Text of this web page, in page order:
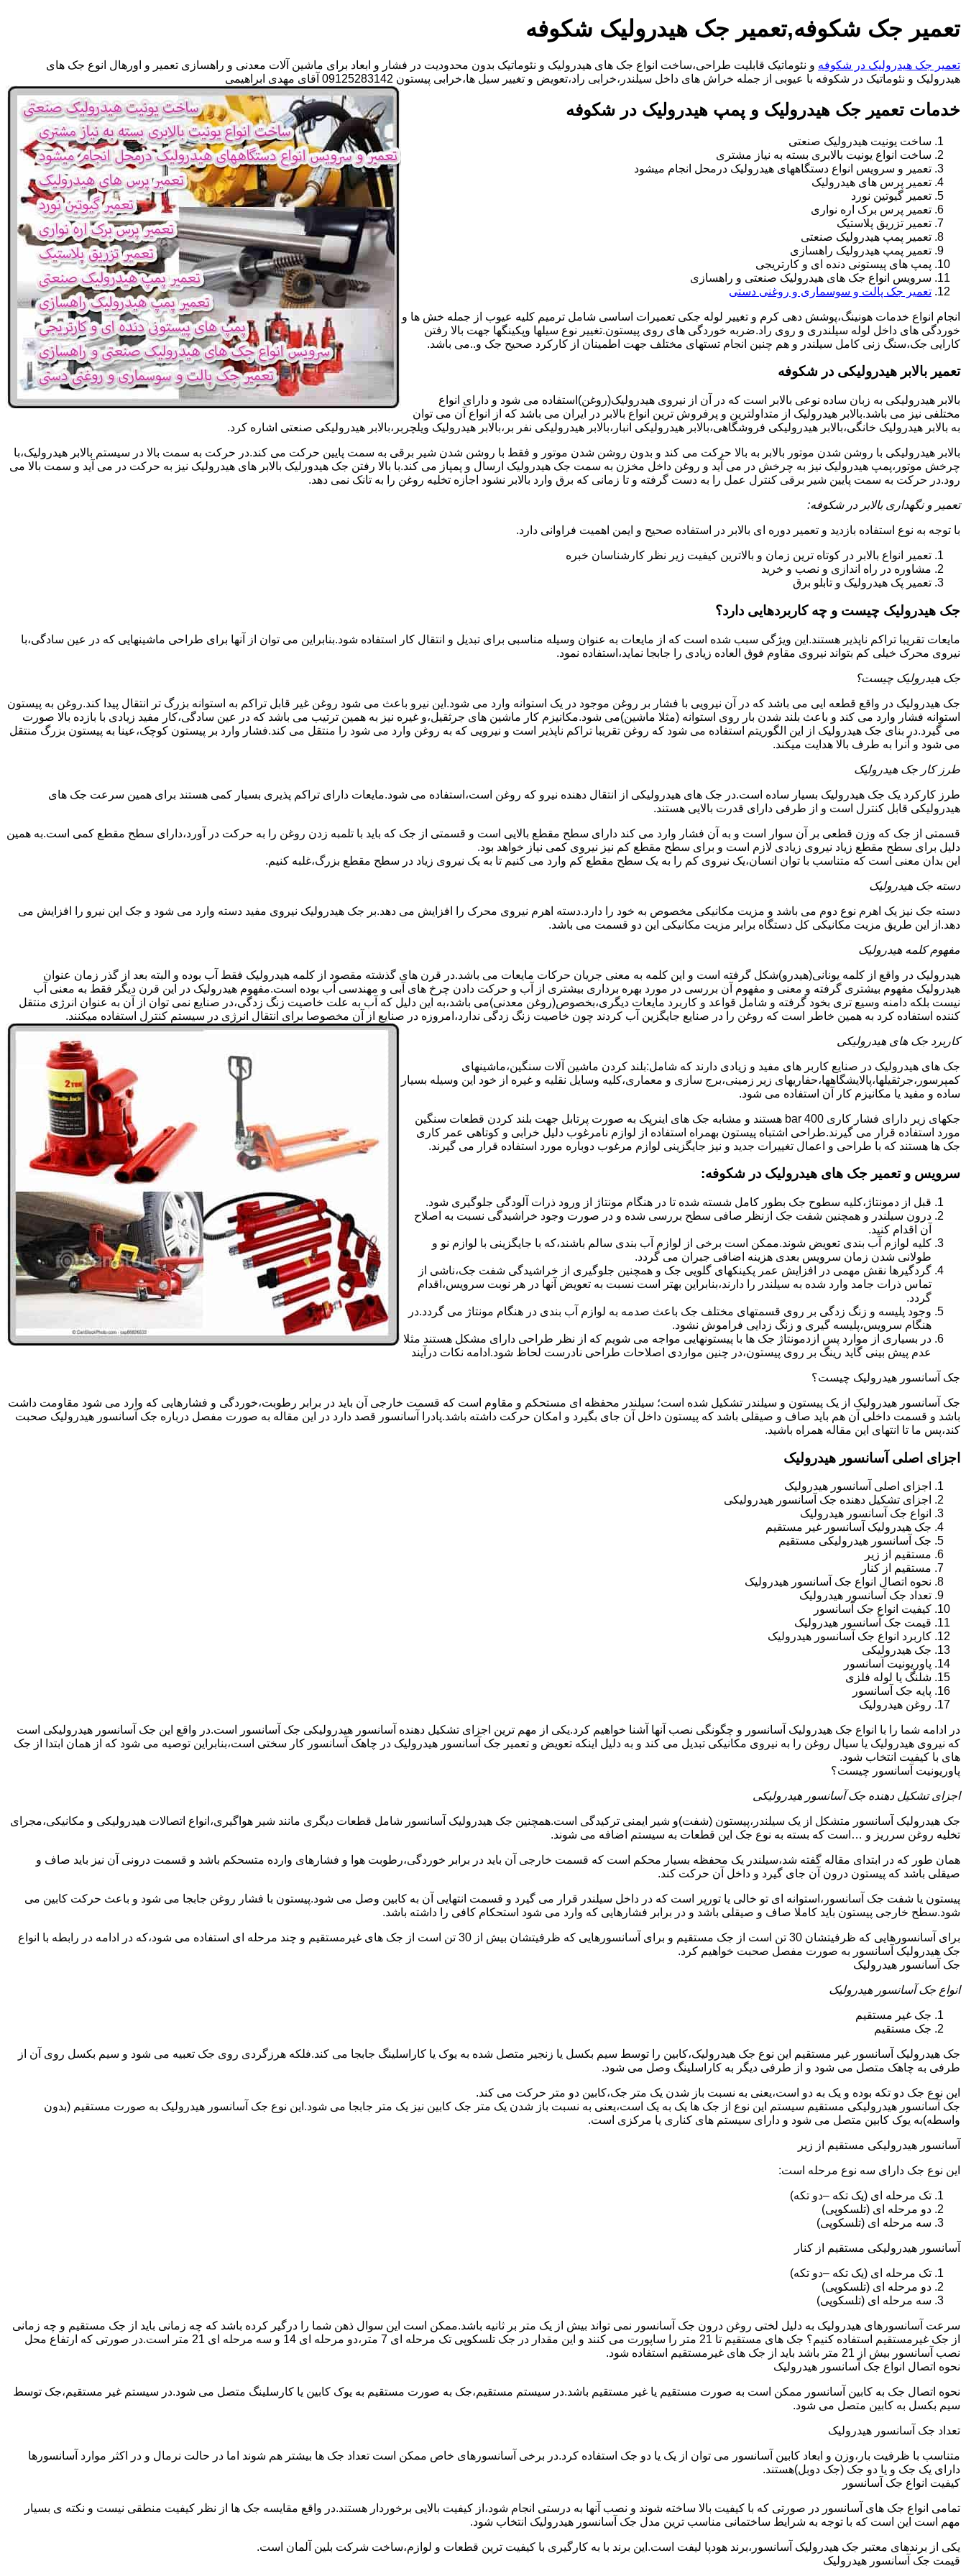
تعمیر جک شکوفه,تعمیر جک هیدرولیک شکوفه
تعمیر جک هیدرولیک در شکوفه و نئوماتیک قابلیت طراحی،ساخت انواع جک های هیدرولیک و نئوماتیک بدون محدودیت در فشار و ابعاد برای ماشین آلات معدنی و راهسازی تعمیر و اورهال انوع جک های
هیدرولیک و نئوماتیک در شکوفه با عیوبی از جمله خراش های داخل سیلندر،خرابی راد،تعویض و تغییر سیل ها،خرابی پیستون 09125283142 آقای مهدی ابراهیمی
خدمات تعمیر جک هیدرولیک و پمپ هیدرولیک در شکوفه
ساخت یونیت هیدرولیک صنعتی
ساخت انواع یونیت بالابری بسته به نیاز مشتری
تعمیر و سرویس انواع دستگاههای هیدرولیک درمحل انجام میشود
تعمیر پرس های هیدرولیک
تعمیر گیوتین نورد
تعمیر پرس برک اره نواری
تعمیر تزریق پلاستیک
تعمیر پمپ هیدرولیک صنعتی
تعمیر پمپ هیدرولیک راهسازی
پمپ های پیستونی دنده ای و کارتریجی
سرویس انواع جک های هیدرولیک صنعتی و راهسازی
تعمیر جک پالت و سوسماری و روغنی دستی
انجام انواع خدمات هونینگ،پوشش دهی کرم و تغییر لوله جکی تعمیرات اساسی شامل ترمیم کلیه عیوب از جمله خش ها و
خوردگی های داخل لوله سیلندری و روی راد.ضربه خوردگی های روی پیستون.تغییر نوع سیلها وپکینگها جهت بالا رفتن
کارایی جک،سنگ زنی کامل سیلندر و هم چنین انجام تستهای مختلف جهت اطمینان از کارکرد صحیح جک و..می باشد.
تعمیر بالابر هیدرولیکی در شکوفه
بالابر هیدرولیکی به زبان ساده نوعی بالابر است که در آن از نیروی هیدرولیک(روغن)استفاده می شود و دارای انواع
مختلفی نیز می باشد.بالابر هیدرولیک از متداولترین و پرفروش ترین انواع بالابر در ایران می باشد که از انواع آن می توان
به بالابر هیدرولیک خانگی،بالابر هیدرولیکی فروشگاهی،بالابر هیدرولیکی انبار،بالابر هیدرولیکی نفر بر،بالابر هیدرولیک ویلچربر،بالابر هیدرولیکی صنعتی اشاره کرد.
بالابر هیدرولیکی با روشن شدن موتور بالابر به بالا حرکت می کند و بدون روشن شدن موتور و فقط با روشن شدن شیر برقی به سمت پایین حرکت می کند.در حرکت به سمت بالا در سیستم بالابر هیدرولیک،با
چرخش موتور،پمپ هیدرولیک نیز به چرخش در می آید و روغن داخل مخزن به سمت جک هیدرولیک ارسال و پمپاز می کند.با بالا رفتن جک هیدورلیک بالابر های هیدرولیک نیز به حرکت در می آید و سمت بالا می
رود.در حرکت به سمت پایین شیر برقی کنترل عمل را به دست گرفته و تا زمانی که برق وارد بالابر نشود اجازه تخلیه روغن را به تانک نمی دهد.
تعمیر و نگهداری بالابر در شکوفه:
با توجه به نوع استفاده بازدید و تعمیر دوره ای بالابر در استفاده صحیح و ایمن اهمیت فراوانی دارد.
تعمیر انواع بالابر در کوتاه ترین زمان و بالاترین کیفیت زیر نظر کارشناسان خبره
مشاوره در راه اندازی و نصب و خرید
تعمیر پک هیدرولیک و تابلو برق
جک هیدرولیک چیست و چه کاربردهایی دارد؟
مایعات تقریبا تراکم ناپذیر هستند.این ویژگی سبب شده است که از مایعات به عنوان وسیله مناسبی برای تبدیل و انتقال کار استفاده شود.بنابراین می توان از آنها برای طراحی ماشینهایی که در عین سادگی،با
نیروی محرک خیلی کم بتواند نیروی مقاوم فوق العاده زیادی را جابجا نماید،استفاده نمود.
جک هیدرولیک چیست؟
جک هیدرولیک در واقع قطعه ایی می باشد که در آن نیرویی با فشار بر روغن موجود در یک استوانه وارد می شود.این نیرو باعث می شود روغن غیر قابل تراکم به استوانه بزرگ تر انتقال پیدا کند.روغن به پیستون
استوانه فشار وارد می کند و باعث بلند شدن بار روی استوانه (مثلا ماشین)می شود.مکانیزم کار ماشین های جرثقیل،و غیره نیز به همین ترتیب می باشد که در عین سادگی،کار مفید زیادی با بازده بالا صورت
می گیرد.در بنای جک هیدرولیک از این الگوریتم استفاده می شود که روغن تقریبا تراکم ناپذیر است و نیرویی که به روغن وارد می شود را منتقل می کند.فشار وارد بر پیستون کوچک،عینا به پیستون بزرگ منتقل
می شود و آنرا به طرف بالا هدایت میکند.
طرز کار جک هیدرولیک
طرز کارکرد یک جک هیدرولیک بسیار ساده است.در جک های هیدرولیکی از انتقال دهنده نیرو که روغن است،استفاده می شود.مایعات دارای تراکم پذیری بسیار کمی هستند برای همین سرعت جک های
هیدرولیکی قابل کنترل است و از طرفی دارای قدرت بالایی هستند.
قسمتی از جک که وزن قطعی بر آن سوار است و به آن فشار وارد می کند دارای سطح مقطع بالایی است و قسمتی از جک که باید با تلمبه زدن روغن را به حرکت در آورد،دارای سطح مقطع کمی است.به همین
دلیل برای سطح مقطع زیاد نیروی زیادی لازم است و برای سطح مقطع کم نیز نیروی کمی نیاز خواهد بود.
این بدان معنی است که متناسب با توان انسان،یک نیروی کم را به یک سطح مقطع کم وارد می کنیم تا به یک نیروی زیاد در سطح مقطع بزرگ،غلبه کنیم.
دسته جک هیدرولیک
دسته جک نیز یک اهرم نوع دوم می باشد و مزیت مکانیکی مخصوص به خود را دارد.دسته اهرم نیروی محرک را افزایش می دهد.بر جک هیدرولیک نیروی مفید دسته وارد می شود و جک این نیرو را افزایش می
دهد.از این طریق مزیت مکانیکی کل دستگاه برابر مزیت مکانیکی این دو قسمت می باشد.
مفهوم کلمه هیدرولیک
هیدرولیک در واقع از کلمه یونانی(هیدرو)شکل گرفته است و این کلمه به معنی جریان حرکات مایعات می باشد.در قرن های گذشته مقصود از کلمه هیدرولیک فقط آب بوده و البته بعد از گذر زمان عنوان
هیدرولیک مفهوم بیشتری گرفته و معنی و مفهوم آن بررسی در مورد بهره برداری بیشتری از آب و حرکت دادن چرخ های آبی و مهندسی آب بوده است.مفهوم هیدرولیک در این قرن دیگر فقط به معنی آب
نیست بلکه دامنه وسیع تری بخود گرفته و شامل قواعد و کاربرد مایعات دیگری،بخصوص(روغن معدنی)می باشد،به این دلیل که آب به علت خاصیت زنگ زدگی،در صنایع نمی توان از آن به عنوان انرژی منتقل
کننده استفاده کرد به همین خاطر است که روغن را در صنایع جایگزین آب کردند چون خاصیت زنگ زدگی ندارد،امروزه در صنایع از آن مخصوصا برای انتقال انرژی در سیستم کنترل استفاده میکنند.
کاربرد جک های هیدرولیکی
جک های هیدرولیک در صنایع کاربر های مفید و زیادی دارند که شامل:بلند کردن ماشین آلات سنگین،ماشینهای
کمپرسور،جرثقیلها،پالایشگاهها،حفاریهای زیر زمینی،برج سازی و معماری،کلیه وسایل نقلیه و غیره از خود این وسیله بسیار
ساده و مفید یا مکانیزم کار آن استفاده می شود.
جکهای زیر دارای فشار کاری 400 bar هستند و مشابه جک های اینرپک به صورت پرتابل جهت بلند کردن قطعات سنگین
مورد استفاده قرار می گیرند.طراحی اشتباه پیستون بهمراه استفاده از لوازم نامرغوب دلیل خرابی و کوتاهی عمر کاری
جک ها هستند که با طراحی و اعمال تغییرات جدید و نیز جایگزینی لوازم مرغوب دوباره مورد استفاده قرار می گیرند.
سرویس و تعمیر جک های هیدرولیک در شکوفه:
قبل از دمونتاژ،کلیه سطوح جک بطور کامل شسته شده تا در هنگام مونتاژ از ورود ذرات آلودگی جلوگیری شود.
درون سیلندر و همچنین شفت جک ازنظر صافی سطح بررسی شده و در صورت وجود خراشیدگی نسبت به اصلاح
آن اقدام کنید.
کلیه لوازم آب بندی تعویض شوند.ممکن است برخی از لوازم آب بندی سالم باشند،که با جایگزینی با لوازم نو و
طولانی شدن زمان سرویس بعدی هزینه اضافی جبران می گردد.
گردگیرها نقش مهمی در افزایش عمر پکینکهای گلویی جک و همچنین جلوگیری از خراشیدگی شفت جک،ناشی از
تماس ذرات جامد وارد شده به سیلندر را دارند،بنابراین بهتر است نسبت به تعویض آنها در هر نوبت سرویس،اقدام
گردد.
وجود پلیسه و زنگ زدگی بر روی قسمتهای مختلف جک باعث صدمه به لوازم آب بندی در هنگام مونتاژ می گردد.در
هنگام سرویس،پلیسه گیری و زنگ زدایی فراموش نشود.
در بسیاری از موارد پس ازدمونتاژ جک ها با پیستونهایی مواجه می شویم که از نظر طراحی دارای مشکل هستند مثلا
عدم پیش بینی گاید رینگ بر روی پیستون،در چنین مواردی اصلاحات طراحی نادرست لحاظ شود.ادامه نکات درآیند
جک آسانسور هیدرولیک چیست؟
جک آسانسور هیدرولیک از یک پیستون و سیلندر تشکیل شده است؛ سیلندر محفظه ای مستحکم و مقاوم است که قسمت خارجی آن باید در برابر رطوبت،خوردگی و فشارهایی که وارد می شود مقاومت داشت
باشد و قسمت داخلی آن هم باید صاف و صیقلی باشد که پیستون داخل آن جای بگیرد و امکان حرکت داشته باشد.پادرا آسانسور قصد دارد در این مقاله به صورت مفصل درباره جک آسانسور هیدرولیک صحبت
کند،پس ما تا انتهای این مقاله همراه باشید.
اجزای اصلی آسانسور هیدرولیک
اجزای اصلی آسانسور هیدرولیک
اجزای تشکیل دهنده جک آسانسور هیدرولیکی
انواع جک آسانسور هیدرولیک
جک هیدرولیک آسانسور غیر مستقیم
جک آسانسور هیدرولیکی مستقیم
مستقیم از زیر
مستقیم از کنار
نحوه اتصال انواع جک آسانسور هیدرولیک
تعداد جک آسانسور هیدرولیک
کیفیت انواع جک آسانسور
قیمت جک آسانسور هیدرولیک
کاربرد انواع جک آسانسور هیدرولیک
جک هیدرولیکی
پاوریونیت آسانسور
شلنگ یا لوله فلزی
پایه جک آسانسور
روغن هیدرولیک
در ادامه شما را با انواع جک هیدرولیک آسانسور و چگونگی نصب آنها آشنا خواهیم کرد.یکی از مهم ترین اجزای تشکیل دهنده آسانسور هیدرولیکی جک آسانسور است.در واقع این جک آسانسور هیدرولیکی است
که نیروی هیدرولیک یا سیال روغن را به نیروی مکانیکی تبدیل می کند و به دلیل اینکه تعویض و تعمیر جک آسانسور هیدرولیک در چاهک آسانسور کار سختی است،بنابراین توصیه می شود که از همان ابتدا از جک
های با کیفیت انتخاب شود.
پاوریونیت آسانسور چیست؟
اجزای تشکیل دهنده جک آسانسور هیدرولیکی
جک هیدرولیک آسانسور متشکل از یک سیلندر،پیستون (شفت)و شیر ایمنی ترکیدگی است.همچنین جک هیدرولیک آسانسور شامل قطعات دیگری مانند شیر هواگیری،انواع اتصالات هیدرولیکی و مکانیکی،مجرای
تخلیه روغن سرریز و …است که بسته به نوع جک این قطعات به سیستم اضافه می شوند.
همان طور که در ابتدای مقاله گفته شد،سیلندر یک محفظه بسیار محکم است که قسمت خارجی آن باید در برابر خوردگی،رطوبت هوا و فشارهای وارده متسحکم باشد و قسمت درونی آن نیز باید صاف و
صیقلی باشد که پیستون درون آن جای گیرد و داخل آن حرکت کند.
پیستون یا شفت جک آسانسور،استوانه ای تو خالی یا تورپر است که در داخل سیلندر قرار می گیرد و قسمت انتهایی آن به کابین وصل می شود.پیستون با فشار روغن جابجا می شود و باعث حرکت کابین می
شود.سطح خارجی پیستون باید کاملا صاف و صیقلی باشد و در برابر فشارهایی که وارد می شود استحکام کافی را داشته باشد.
برای آسانسورهایی که ظرفیتشان 30 تن است از جک مستقیم و برای آسانسورهایی که ظرفیتشان بیش از 30 تن است از جک های غیرمستقیم و چند مرحله ای استفاده می شود،که در ادامه در رابطه با انواع
جک هیدرولیک آسانسور به صورت مفصل صحبت خواهیم کرد.
جک آسانسور هیدرولیک
انواع جک آسانسور هیدرولیک
جک غیر مستقیم
جک مستقیم
جک هیدرولیک آسانسور غیر مستقیم این نوع جک هیدرولیک،کابین را توسط سیم بکسل یا زنجیر متصل شده به یوک یا کاراسلینگ جابجا می کند.فلکه هرزگردی روی جک تعبیه می شود و سیم بکسل روی آن از
طرفی به چاهک متصل می شود و از طرفی دیگر به کاراسلینگ وصل می شود.
این نوع جک دو تکه بوده و یک به دو است،یعنی به نسبت باز شدن یک متر جک،کابین دو متر حرکت می کند.
جک آسانسور هیدرولیکی مستقیم سیستم این نوع از جک ها یک به یک است،یعنی به نسبت باز شدن یک متر جک کابین نیز یک متر جابجا می شود.این نوع جک آسانسور هیدرولیک به صورت مستقیم (بدون
واسطه)به یوک کابین متصل می شود و دارای سیستم های کناری یا مرکزی است.
آسانسور هیدرولیکی مستقیم از زیر
این نوع جک دارای سه نوع مرحله است:
تک مرحله ای (یک تکه –دو تکه)
دو مرحله ای (تلسکوپی)
سه مرحله ای (تلسکوپی)
آسانسور هیدرولیکی مستقیم از کنار
تک مرحله ای (یک تکه –دو تکه)
دو مرحله ای (تلسکوپی)
سه مرحله ای (تلسکوپی)
سرعت آسانسورهای هیدرولیک به دلیل لختی روغن درون جک آسانسور نمی تواند بیش از یک متر بر ثانیه باشد.ممکن است این سوال ذهن شما را درگیر کرده باشد که چه زمانی باید از جک مستقیم و چه زمانی
از جک غیرمستقیم استفاده کنیم؟ جک های مستقیم تا 21 متر را ساپورت می کنند و این مقدار در جک تلسکوپی تک مرحله ای 7 متر،دو مرحله ای 14 و سه مرحله ای 21 متر است.در صورتی که ارتفاع محل
نصب آسانسور بیش از 21 متر باشد باید از جک های غیرمستقیم استفاده شود.
نحوه اتصال انواع جک آسانسور هیدرولیک
نحوه اتصال جک به کابین آسانسور ممکن است به صورت مستقیم یا غیر مستقیم باشد.در سیستم مستقیم،جک به صورت مستقیم به یوک کابین یا کارسلینگ متصل می شود.در سیستم غیر مستقیم،جک توسط
سیم بکسل به کابین متصل می شود.
تعداد جک آسانسور هیدرولیک
متناسب با ظرفیت بار،وزن و ابعاد کابین آسانسور می توان از یک یا دو جک استفاده کرد.در برخی آسانسورهای خاص ممکن است تعداد جک ها بیشتر هم شوند اما در حالت نرمال و در اکثر موارد آسانسورها
دارای یک جک و یا دو جک (جک دوبل)هستند.
کیفیت انواع جک آسانسور
تمامی انواع جک های آسانسور در صورتی که با کیفیت بالا ساخته شوند و نصب آنها به درستی انجام شود،از کیفیت بالایی برخوردار هستند.در واقع مقایسه جک ها از نظر کیفیت منطقی نیست و نکته ی بسیار
مهم است این است که با توجه به شرایط ساختمانی مناسب ترین مدل جک آسانسور هیدرولیک انتخاب شود.
یکی از برندهای معتبر جک هیدرولیک آسانسور،برند هودپا لیفت است.این برند با به کارگیری با کیفیت ترین قطعات و لوازم،ساخت شرکت بلین آلمان است.
قیمت جک آسانسور هیدرولیک